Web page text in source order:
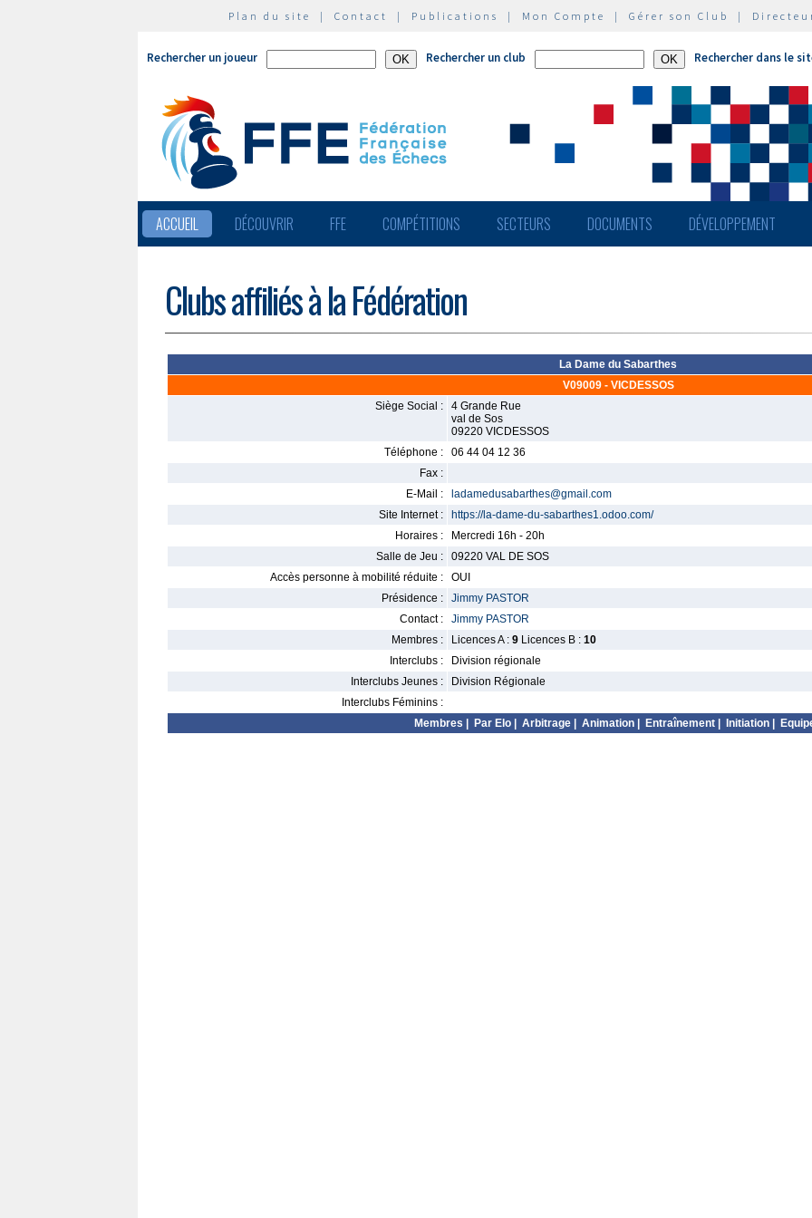
Plan du site | Contact | Publications | Mon Compte | Gérer son Club |
Rechercher un joueur Rechercher un club Rechercher dans le
ACCUEIL DÉCOUVRIR FFE COMPÉTITIONS SECTEURS DOCUMENTS DÉVELOPPEMENT
Clubs affiliés à la Fédération
La Dame du Sabarthes
V09009 - VICDESSOS
Siège Social :
4 Grande Rue
val de Sos
09220 VICDESSOS
Téléphone :
06 44 04 12 36
Fax :
E-Mail :
ladamedusabarthes@gmail.com
Site Internet :
https://la-dame-du-sabarthes1.odoo.com/
Horaires :
Mercredi 16h - 20h
Salle de Jeu :
09220 VAL DE SOS
Accès personne à mobilité réduite :
OUI
Présidence :
Jimmy PASTOR
Contact :
Jimmy PASTOR
Membres :
Licences A : 9 Licences B : 10
Interclubs :
Division régionale
Interclubs Jeunes :
Division Régionale
Interclubs Féminins :
Membres
Par Elo Arbitrage Animation Entraînement Initiation